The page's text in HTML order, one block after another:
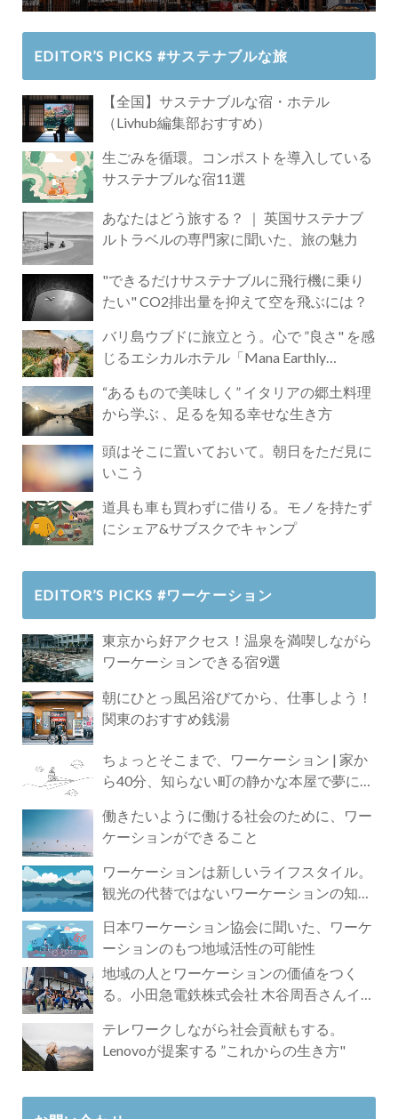
EDITOR’S PICKS #サステナブルな旅
【全国】サステナブルな宿・ホテル
（Livhub編集部おすすめ）
生ごみを循環。コンポストを導入している
サステナブルな宿11選
あなたはどう旅する？ ｜ 英国サステナブ
ルトラベルの専門家に聞いた、旅の魅力
"できるだけサステナブルに飛行機に乗り
たい" CO2排出量を抑えて空を飛ぶには？
バリ島ウブドに旅立とう。心で ”良さ" を感
じるエシカルホテル「Mana Earthly
“あるもので美味しく” イタリアの郷土料理
から学ぶ 、足るを知る幸せな生き方
頭はそこに置いておいて。朝日をただ見に
いこう
道具も車も買わずに借りる。モノを持たず
にシェア&サブスクでキャンプ
EDITOR’S PICKS #ワーケーション
東京から好アクセス！温泉を満喫しながら
ワーケーションできる宿9選
朝にひとっ風呂浴びてから、仕事しよう！
関東のおすすめ銭湯
ちょっとそこまで、ワーケーション | 家か
ら40分、知らない町の静かな本屋で夢に近
働きたいように働ける社会のために、ワー
ケーションができること
ワーケーションは新しいライフスタイル。
観光の代替ではないワーケーションの知ら
日本ワーケーション協会に聞いた、ワーケ
ーションのもつ地域活性の可能性
地域の人とワーケーションの価値をつく
る。小田急電鉄株式会社 木谷周吾さんイン
テレワークしながら社会貢献もする。
Lenovoが提案する ”これからの生き方"